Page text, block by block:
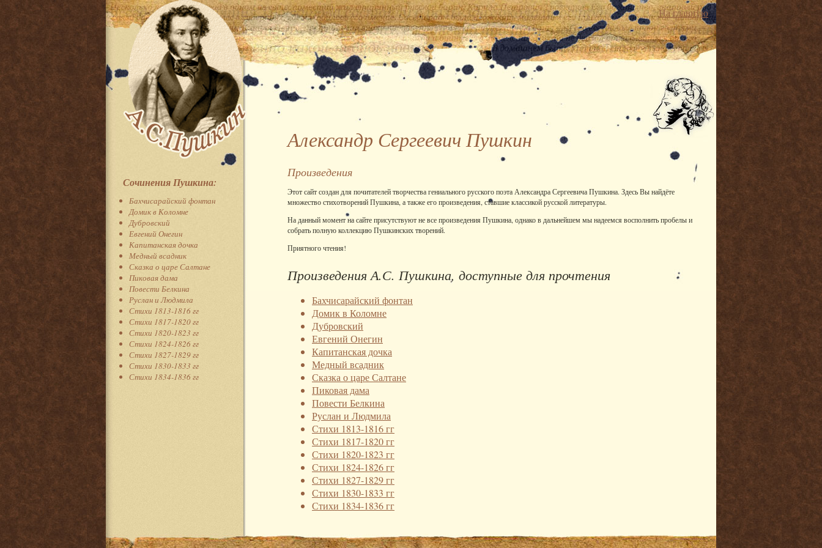
Сочинения Пушкина:
Бахчисарайский фонтан
Домик в Коломне
Дубровский
Евгений Онегин
Капитанская дочка
Медный всадник
Сказка о царе Салтане
Пиковая дама
Повести Белкина
Руслан и Людмила
Стихи 1813-1816 гг
Стихи 1817-1820 гг
Стихи 1820-1823 гг
Стихи 1824-1826 гг
Стихи 1827-1829 гг
Стихи 1830-1833 гг
Стихи 1834-1836 гг
На главную
Александр Сергеевич Пушкин
Произведения
Этот сайт создан для почитателей творчества гениального русского поэта Александра Сергеевича Пушкина. Здесь Вы найдёте
множество стихотворений Пушкина, а также его произведения, ставшие классикой русской литературы.
На данный момент на сайте присутствуют не все произведения Пушкина, однако в дальнейшем мы надеемся восполнить пробелы и
собрать полную коллекцию Пушкинских творений.
Приятного чтения!
Произведения А.С. Пушкина, доступные для прочтения
Бахчисарайский фонтан
Домик в Коломне
Дубровский
Евгений Онегин
Капитанская дочка
Медный всадник
Сказка о царе Салтане
Пиковая дама
Повести Белкина
Руслан и Людмила
Стихи 1813-1816 гг
Стихи 1817-1820 гг
Стихи 1820-1823 гг
Стихи 1824-1826 гг
Стихи 1827-1829 гг
Стихи 1830-1833 гг
Стихи 1834-1836 гг